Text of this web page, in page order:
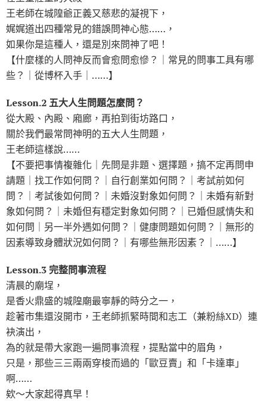
王老師在城隍爺正義又慈悲的凝視下，
娓娓道出四種常見的錯誤問神心態……，
如果你是這種人，還是別來問神了吧！
【什麼樣的人問神反而會愈問愈慘？｜常見的問事工具有哪
些？｜從博杯入手｜……】
Lesson.2 五大人生問題怎麼問？
從大殿、內殿、廂廊，再拍到街坊路口，
關於我們最常問神明的五大人生問題，
王老師這樣說……
【不要把事情複雜化｜先問是非題、選擇題，搞不定再問申
請題｜找工作如何問？｜自行創業如何問？｜考試前如何
問？｜考試後如何問？｜未婚沒對象如何問？｜未婚有新對
象如何問？｜未婚但有穩定對象如何問？｜已婚但感情失和
如何問｜另一半外遇如何問？｜健康問題如何問？｜無形的
因素導致身體狀況如何問？｜有哪些無形因素？｜……】
Lesson.3 完整問事流程
清晨的廟埕，
是香火鼎盛的城隍廟最寧靜的時分之一，
趁著市集還沒開市，王老師抓緊時間和志工（兼粉絲XD）連
袂演出，
為的就是帶大家跑一遍問事流程，提點當中的眉角，
只是，那些三三兩兩穿梭而過的「歐豆賣」和「卡達車」
啊……
欸～大家起得真早！